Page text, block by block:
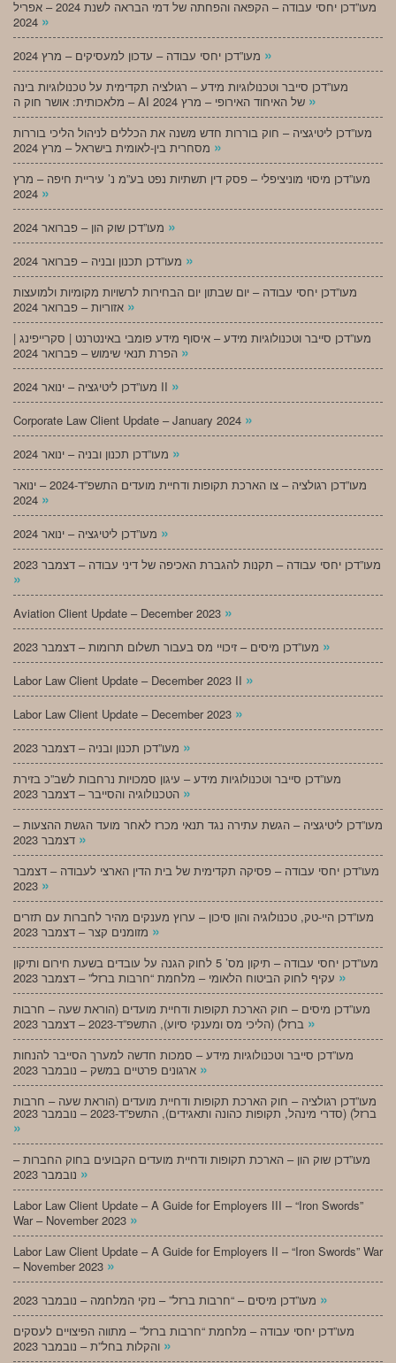
מעו”דכן יחסי עבודה – הקפאה והפחתה של דמי הבראה לשנת 2024 – אפריל
»
»
מעו”דכן סייבר וטכנולוגיות מידע – רגולציה תקדימית על טכנולוגיות בינה
»
מעו”דכן ליטיגציה – חוק בוררות חדש משנה את הכללים לניהול הליכי בוררות
»
מעו”דכן מיסוי מוניציפלי – פסק דין תשתיות נפט בע”מ נ’ עיריית חיפה – מרץ
»
»
»
מעו”דכן יחסי עבודה – יום שבתון יום הבחירות לרשויות מקומיות ולמועצות
»
מעו”דכן סייבר וטכנולוגיות מידע – איסוף מידע פומבי באינטרנט | סקרייפינג |
»
מעו”דכן ליטיגציה – ינואר 2024 II »
Corporate Law Client Update – January 2024 »
»
מעו”דכן רגולציה – צו הארכת תקופות ודחיית מועדים התשפ”ד-2024 – ינואר
»
»
מעו”דכן יחסי עבודה – תקנות להגברת האכיפה של דיני עבודה – דצמבר 2023
»
Aviation Client Update – December 2023 »
»
Labor Law Client Update – December 2023 II »
Labor Law Client Update – December 2023 »
»
מעו”דכן סייבר וטכנולוגיות מידע – עיגון סמכויות נרחבות לשב”כ בזירת
»
מעו”דכן ליטיגציה – הגשת עתירה נגד תנאי מכרז לאחר מועד הגשת ההצעות –
»
מעו”דכן יחסי עבודה – פסיקה תקדימית של בית הדין הארצי לעבודה – דצמבר
»
מעו”דכן היי-טק, טכנולוגיה והון סיכון – ערוץ מענקים מהיר לחברות עם תזרים
»
מעו”דכן יחסי עבודה – תיקון מס’ 5 לחוק הגנה על עובדים בשעת חירום ותיקון
»
מעו”דכן מיסים – חוק הארכת תקופות ודחיית מועדים (הוראת שעה – חרבות
»
מעו”דכן סייבר וטכנולוגיות מידע – סמכות חדשה למערך הסייבר להנחות
»
מעו”דכן רגולציה – חוק הארכת תקופות ודחיית מועדים (הוראת שעה – חרבות
ברזל) (סדרי מינהל, תקופות כהונה ותאגידים), התשפ”ד-2023 – נובמבר 2023
»
מעו”דכן שוק הון – הארכת תקופות ודחיית מועדים הקבועים בחוק החברות –
»
Labor Law Client Update – A Guide for Employers III – “Iron Swords”
War – November 2023 »
Labor Law Client Update – A Guide for Employers II – “Iron Swords” War
– November 2023 »
»
מעו”דכן יחסי עבודה – מלחמת “חרבות ברזל” – מתווה הפיצויים לעסקים
»